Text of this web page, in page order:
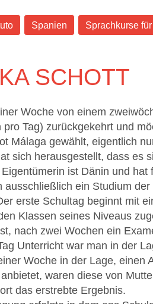
Spanien Sprachkurse
SCHOTT
Woche von einem
pro Tag) zurückgekehrt und
Málaga gewählt, eigentlich
sich herausgestellt, dass es
ist Dänin und hat
ausschließlich ein Studium
erste Schultag beginnt mit
Klassen seines Niveaus
nach zwei Wochen ein
Unterricht war man in der
Woche in der Lage, einen
waren diese von
das erstrebte Ergebnis.